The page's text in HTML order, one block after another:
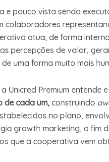
e pouco vista sendo
colaboradores
atua, de forma
percepções de valor,
de uma forma muito mais
Unicred Premium entende
de cada um, construindo
no plano,
growth marketing, a fim
que a cooperativa vem